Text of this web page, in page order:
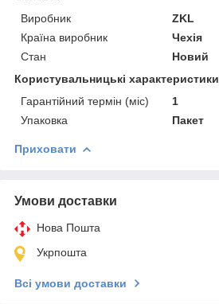
Виробник
ZKL
Країна виробник
Чехія
Стан
Новий
Користувальницькі характеристики
Гарантійний термін (міс)
1
Упаковка
Пакет
Приховати
Умови доставки
Нова Пошта
Укрпошта
Всі умови доставки